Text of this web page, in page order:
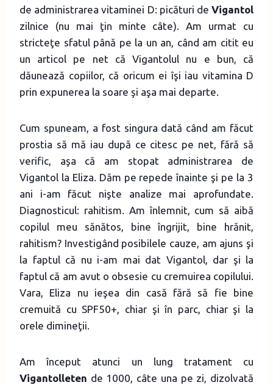
de administrarea vitaminei D: picături de Vigantol
zilnice (nu mai ţin minte câte). Am urmat cu
stricteţe sfatul până pe la un an, când am citit eu
un articol pe net că Vigantolul nu e bun, că
dăunează copiilor, că oricum ei îşi iau vitamina D
prin expunerea la soare şi aşa mai departe.
Cum spuneam, a fost singura dată când am făcut
prostia să mă iau după ce citesc pe net, fără să
verific, aşa că am stopat administrarea de
Vigantol la Eliza. Dăm pe repede înainte şi pe la 3
ani i-am făcut nişte analize mai aprofundate.
Diagnosticul: rahitism. Am înlemnit, cum să aibă
copilul meu sănătos, bine îngrijit, bine hrănit,
rahitism? Investigând posibilele cauze, am ajuns şi
la faptul că nu i-am mai dat Vigantol, dar şi la
faptul că am avut o obsesie cu cremuirea copilului.
Vara, Eliza nu ieşea din casă fără să fie bine
cremuită cu SPF50+, chiar şi în parc, chiar şi la
orele dimineţii.
Am început atunci un lung tratament cu
Vigantolleten de 1000, câte una pe zi, dizolvată